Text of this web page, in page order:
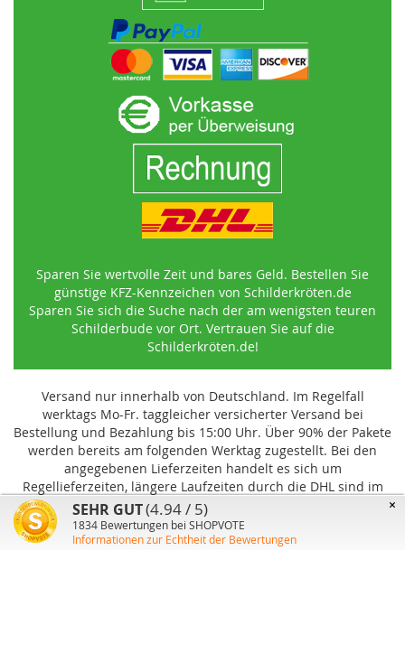
Sparen Sie wertvolle Zeit und bares Geld. Bestellen Sie
günstige KFZ-Kennzeichen von Schilderkröten.de
Sparen Sie sich die Suche nach der am wenigsten teuren
Schilderbude vor Ort. Vertrauen Sie auf die
Schilderkröten.de!
Versand nur innerhalb von Deutschland. Im Regelfall
werktags Mo-Fr. taggleicher versicherter Versand bei
Bestellung und Bezahlung bis 15:00 Uhr. Über 90% der Pakete
werden bereits am folgenden Werktag zugestellt. Bei den
angegebenen Lieferzeiten handelt es sich um
Regellieferzeiten, längere Laufzeiten durch die DHL sind im
Einzelfall möglich und können von uns nicht beeinflusst
werden.
×
SEHR GUT(4.94 / 5)
1834 Bewertungen bei SHOPVOTE
Informationen zur Echtheit der Bewertungen